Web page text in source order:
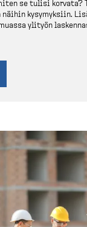
se tulisi korvata?
näihin kysymyksiin.
ylityön